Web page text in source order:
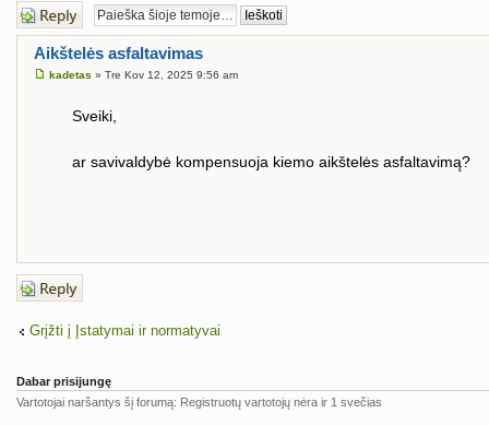
Atsakymo
rašymas
Aikštelės asfaltavimas
kadetas » Tre Kov 12, 2025 9:56 am
Sveiki,
ar savivaldybė kompensuoja kiemo aikštelės asfaltavimą?
Atsakymo
rašymas
Grįžti į Įstatymai ir normatyvai
Dabar prisijungę
Vartotojai naršantys šį forumą: Registruotų vartotojų nėra ir 1 svečias